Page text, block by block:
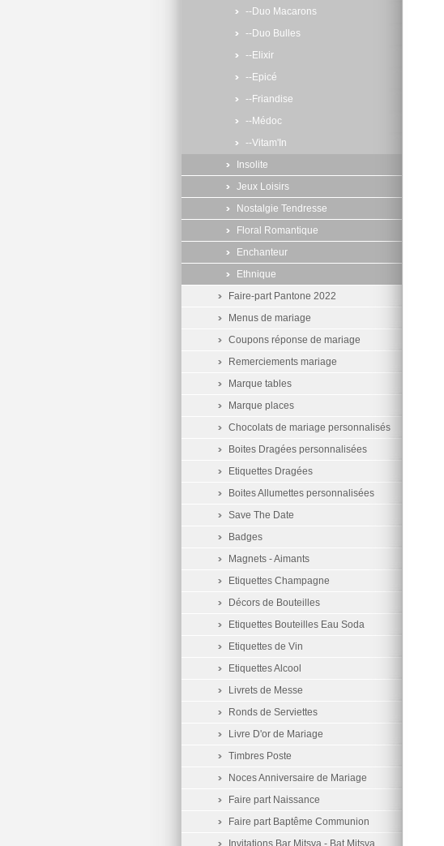
--Duo Macarons
--Duo Bulles
--Elixir
--Epicé
--Friandise
--Médoc
--Vitam'In
Insolite
Jeux Loisirs
Nostalgie Tendresse
Floral Romantique
Enchanteur
Ethnique
Faire-part Pantone 2022
Menus de mariage
Coupons réponse de mariage
Remerciements mariage
Marque tables
Marque places
Chocolats de mariage personnalisés
Boites Dragées personnalisées
Etiquettes Dragées
Boites Allumettes personnalisées
Save The Date
Badges
Magnets - Aimants
Etiquettes Champagne
Décors de Bouteilles
Etiquettes Bouteilles Eau Soda
Etiquettes de Vin
Etiquettes Alcool
Livrets de Messe
Ronds de Serviettes
Livre D'or de Mariage
Timbres Poste
Noces Anniversaire de Mariage
Faire part Naissance
Faire part Baptême Communion
Invitations Bar Mitsva - Bat Mitsva